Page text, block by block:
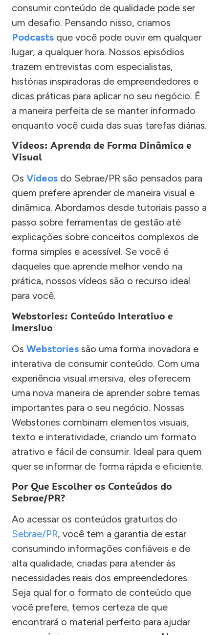
consumir conteúdo de qualidade pode ser
um desafio. Pensando nisso, criamos
Podcasts que você pode ouvir em qualquer
lugar, a qualquer hora. Nossos episódios
trazem entrevistas com especialistas,
histórias inspiradoras de empreendedores e
dicas práticas para aplicar no seu negócio. É
a maneira perfeita de se manter informado
enquanto você cuida das suas tarefas diárias.
Vídeos: Aprenda de Forma Dinâmica e
Visual
Os Vídeos do Sebrae/PR são pensados para
quem prefere aprender de maneira visual e
dinâmica. Abordamos desde tutoriais passo a
passo sobre ferramentas de gestão até
explicações sobre conceitos complexos de
forma simples e acessível. Se você é
daqueles que aprende melhor vendo na
prática, nossos vídeos são o recurso ideal
para você.
Webstories: Conteúdo Interativo e
Imersivo
Os Webstories são uma forma inovadora e
interativa de consumir conteúdo. Com uma
experiência visual imersiva, eles oferecem
uma nova maneira de aprender sobre temas
importantes para o seu negócio. Nossas
Webstories combinam elementos visuais,
texto e interatividade, criando um formato
atrativo e fácil de consumir. Ideal para quem
quer se informar de forma rápida e eficiente.
Por Que Escolher os Conteúdos do
Sebrae/PR?
Ao acessar os conteúdos gratuitos do
Sebrae/PR, você tem a garantia de estar
consumindo informações confiáveis e de
alta qualidade, criadas para atender às
necessidades reais dos empreendedores.
Seja qual for o formato de conteúdo que
você prefere, temos certeza de que
encontrará o material perfeito para ajudar